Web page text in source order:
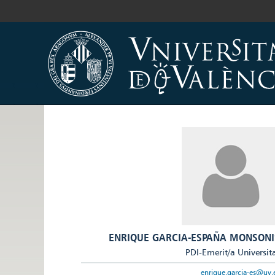
ENRIQUE GARCIA-ESPAÑA
PDI-Emerit/a
enrique.garcia-